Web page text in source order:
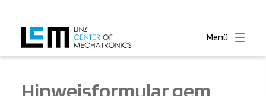
Menü
Hinweisformular gem.